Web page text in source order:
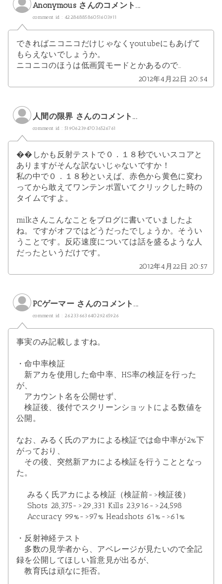
Anonymous さんのコメント...
comment id : 4228488586051603911
できればニコニコだけじゃなくyoutubeにもあげて
もらえないでしょうか。
ニコニコのほうは低画質モードとかあるので…
2012年4月22日 20:54
人間の限界 さんのコメント...
comment id : 5190623947036526761
��しかも反射テストで０．１８秒でいいスコアと
ありますがそんな訳ないじゃないですか！
私の中で０．１８秒といえば、赤色から黄色に変わ
ってから敢えてワンテンポ置いてクリックした時の
タイムですよ。
milkさんこんなことをブログに書いていましたよ
ね。ですがオフではどうだったでしょうか。そうい
うことです。反応速度については話を盛るような人
だったというだけです。
2012年4月22日 20:57
PCゲーマー さんのコメント...
comment id : 2623366364029265926
事実のみ記載しますね。
・命中率検証
新アカを使用した命中率、HS率の検証を行った
が、
アカウント名を公開せず、
検証後、後付でスクリーンショットによる数値を
公開。
なお、みるく氏のアカによる検証では命中率が2%下
がっており、
その後、突然新アカによる検証を行うこととなっ
た。
みるく氏アカによる検証（検証前->検証後）
Shots 28,375->29,331 Kills 23,916->24,598
Accuracy 99%->97% Headshots 61%->61%
・反射神経テスト
多数の見学者から、アベレージが見たいので全記
録を公開してほしい旨意見が出るが、
教育氏は頑なに拒否。